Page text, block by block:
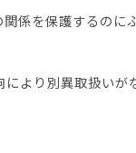
係を保護するのに
より別異取扱いが